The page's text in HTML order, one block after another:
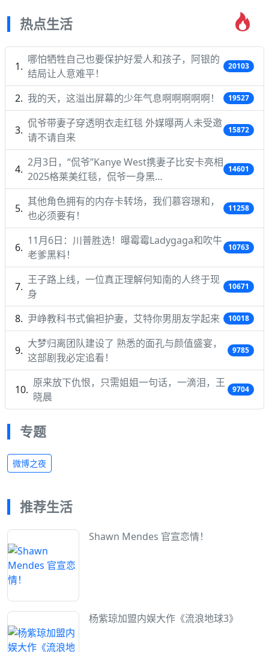
热点生活
哪怕牺牲自己也要保护好爱人和孩子，阿银的
结局让人意难平！
20103
我的天，这溢出屏幕的少年气息啊啊啊啊啊！ 19527
侃爷带妻子穿透明衣走红毯 外媒曝两人未受邀
请不请自来
15872
2月3日，“侃爷”Kanye West携妻子比安卡亮相
2025格莱美红毯，侃爷一身黑…
14601
其他角色拥有的内存卡转场，我们慕容璟和，
也必须要有！
11258
11月6日：川普胜选！曝霉霉Ladygaga和吹牛
老爹黑料！
10763
王子路上线，一位真正理解何知南的人终于现
身
10671
尹峥教科书式偏袒护妻，艾特你男朋友学起来 10018
大梦归离团队建设了 熟悉的面孔与颜值盛宴，
这部剧我必定追看！
9785
原来放下仇恨，只需姐姐一句话，一滴泪，王
晓晨
9704
专题
微博之夜
推荐生活
Shawn Mendes 官宣恋情！
杨紫琼加盟内娱大作《流浪地球3》